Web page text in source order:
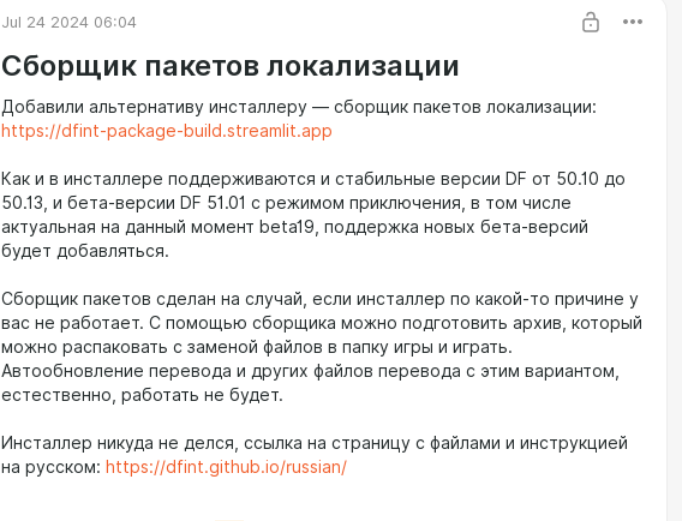
Jul 24 2024 06:04
Сборщик пакетов локализации
Добавили альтернативу инсталлеру — сборщик пакетов локализации:
https://dfint-package-build.streamlit.app
Как и в инсталлере поддерживаются и стабильные версии DF от 50.10 до
50.13, и бета-версии DF 51.01 с режимом приключения, в том числе
актуальная на данный момент beta19, поддержка новых бета-версий
будет добавляться.
Сборщик пакетов сделан на случай, если инсталлер по какой-то причине у
вас не работает. С помощью сборщика можно подготовить архив, который
можно распаковать с заменой файлов в папку игры и играть.
Автообновление перевода и других файлов перевода с этим вариантом,
естественно, работать не будет.
Инсталлер никуда не делся, ссылка на страницу с файлами и инструкцией
на русском: https://dfint.github.io/russian/